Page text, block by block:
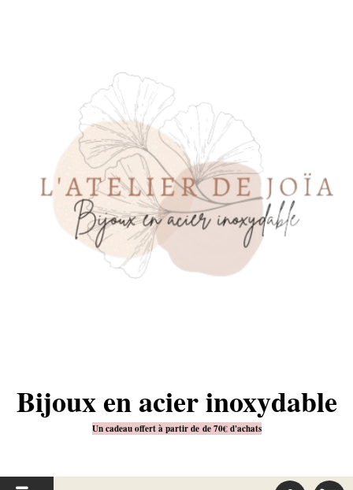
Bijoux en acier inoxydable
Un cadeau offert à partir de de 70€d'achats